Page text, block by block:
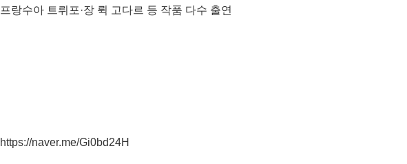
프랑수아 트뤼포·장 뤽 고다르 등 작품 다수 출연
https://naver.me/Gi0bd24H